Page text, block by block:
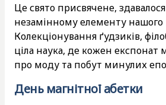
Це свято присвячене,
незамінному елементу нашого
Колекціонування ґудзиків,
ціла наука, де кожен експонат
про моду та побут минулих
День магнітної абетки